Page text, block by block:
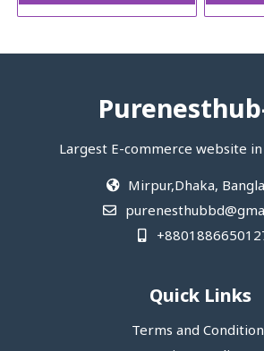
Largest E-commerce website in
Mirpur,Dhaka,
Quick Links
Terms and